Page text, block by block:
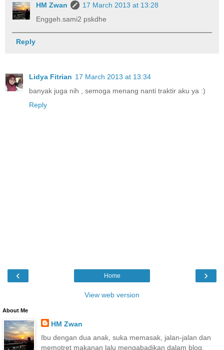
HM Zwan
17 March 2013 at 13:28
Enggeh.sami2 pskdhe
Reply
Lidya Fitrian 17 March 2013 at 13:34
banyak juga nih , semoga menang nanti traktir aku ya :)
Reply
‹ ›
Home
View web version
About Me
HM Zwan
Ibu dengan dua anak, suka memasak, jalan-jalan dan
memotret makanan lalu mengabadikan dalam blog.